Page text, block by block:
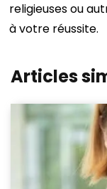
religieuses ou
à votre réussite.
Articles